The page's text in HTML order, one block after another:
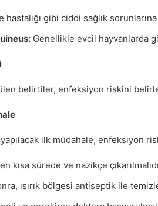
hastalığı gibi ciddi sağlık
Genellikle evcil hayvanlarda
belirtiler, enfeksiyon riskini
yapılacak ilk müdahale, enfeksiyon
kısa sürede ve nazikçe
ısırık bölgesi antiseptik ile